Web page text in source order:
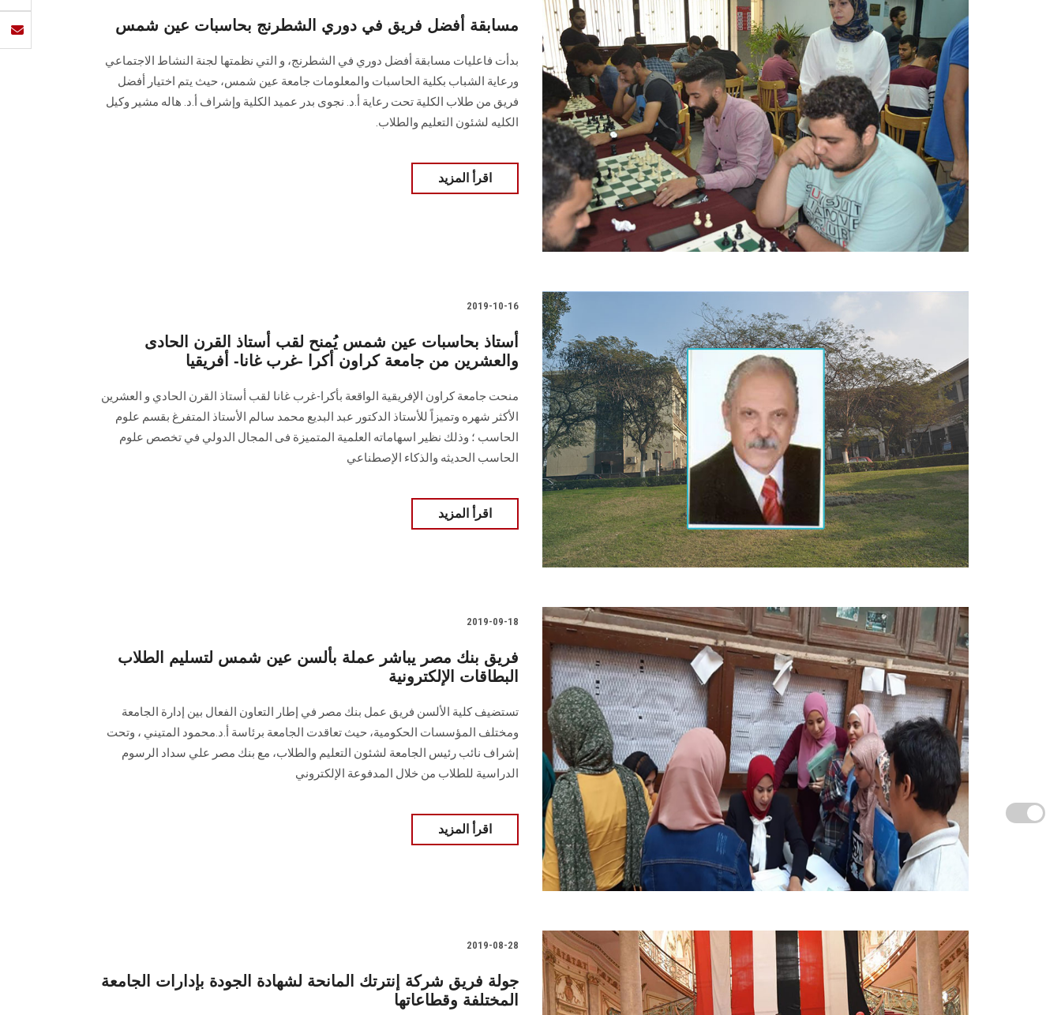
مسابقة أفضل فريق في دوري الشطرنج بحاسبات عين شمس
بدأت فاعليات مسابقة أفضل دوري في الشطرنج، و التي نظمتها لجنة النشاط الاجتماعي
ورعاية الشباب بكلية الحاسبات والمعلومات جامعة عين شمس، حيث يتم اختيار أفضل
فريق من طلاب الكلية تحت رعاية أ.د. نجوى بدر عميد الكلية وإشراف أ.د. هاله مشير وكيل
الكليه لشئون التعليم والطلاب.
اقرأ المزيد
2019-10-16
أستاذ بحاسبات عين شمس يُمنح لقب أستاذ القرن الحادى
والعشرين من جامعة كراون أكرا -غرب غانا- أفريقيا
منحت جامعة كراون الإفريقية الواقعة بأكرا-غرب غانا لقب أستاذ القرن الحادي و العشرين
الأكثر شهره وتميزاً للأستاذ الدكتور عبد البديع محمد سالم الأستاذ المتفرغ بقسم علوم
الحاسب ؛ وذلك نظير اسهاماته العلمية المتميزة فى المجال الدولي في تخصص علوم
الحاسب الحديثه والذكاء الإصطناعي
اقرأ المزيد
2019-09-18
فريق بنك مصر يباشر عملة بألسن عين شمس لتسليم الطلاب
البطاقات الإلكترونية
تستضيف كلية الألسن فريق عمل بنك مصر في إطار التعاون الفعال بين إدارة الجامعة
ومختلف المؤسسات الحكومية، حيث تعاقدت الجامعة برئاسة أ.د.محمود المتيني ، وتحت
إشراف نائب رئيس الجامعة لشئون التعليم والطلاب، مع بنك مصر علي سداد الرسوم
الدراسية للطلاب من خلال المدفوعة الإلكتروني
اقرأ المزيد
2019-08-28
جولة فريق شركة إنترتك المانحة لشهادة الجودة بإدارات الجامعة
المختلفة وقطاعاتها